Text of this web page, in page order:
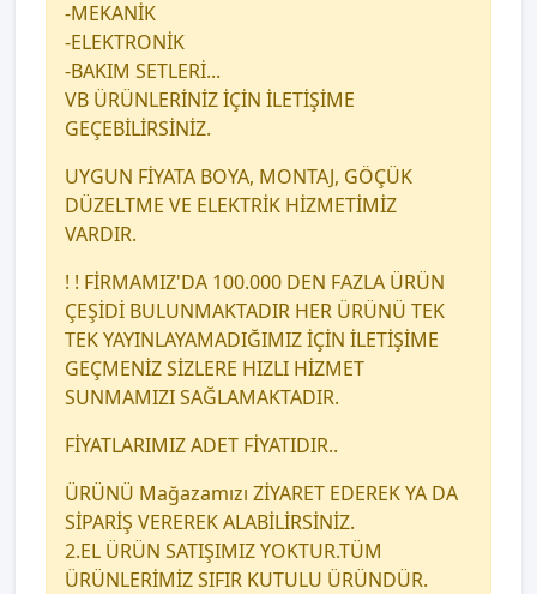
-MEKANİK
-ELEKTRONİK
-BAKIM SETLERİ...
VB ÜRÜNLERİNİZ İÇİN İLETİŞİME
GEÇEBİLİRSİNİZ.
UYGUN FİYATA BOYA, MONTAJ, GÖÇÜK
DÜZELTME VE ELEKTRİK HİZMETİMİZ
VARDIR.
! ! FİRMAMIZ'DA 100.000 DEN FAZLA ÜRÜN
ÇEŞİDİ BULUNMAKTADIR HER ÜRÜNÜ TEK
TEK YAYINLAYAMADIĞIMIZ İÇİN İLETİŞİME
GEÇMENİZ SİZLERE HIZLI HİZMET
SUNMAMIZI SAĞLAMAKTADIR.
FİYATLARIMIZ ADET FİYATIDIR..
ÜRÜNÜ Mağazamızı ZİYARET EDEREK YA DA
SİPARİŞ VEREREK ALABİLİRSİNİZ.
2.EL ÜRÜN SATIŞIMIZ YOKTUR.TÜM
ÜRÜNLERİMİZ SIFIR KUTULU ÜRÜNDÜR.